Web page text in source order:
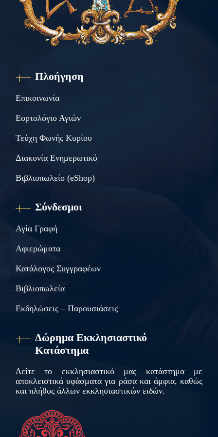
Πλοήγηση
Επικοινωνία
Εορτολόγιο Αγιών
Τεύχη Φωνής Κυρίου
Διακονία Ενημερωτικό
Βιβλιοπωλείο (eShop)
Σύνδεσμοι
Αγία Γραφή
Αφιερώματα
Κατάλογος Συγγραφέων
Βιβλιοπωλεία
Εκδηλώσεις – Παρουσιάσεις
Δώρημα Εκκλησιαστικό
Κατάστημα
Δείτε το εκκλησιαστικό μας κατάστημα με
αποκλειστικά υφάσματα για ράσα και άμφια, καθώς
και πλήθος άλλων εκκλησιαστικών ειδών.